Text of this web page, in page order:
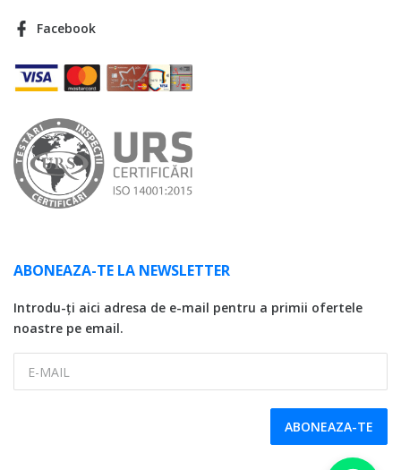
Facebook
ABONEAZA-TE LA NEWSLETTER
Introdu-ți aici adresa de e-mail pentru a primii ofertele
noastre pe email.
ABONEAZA-TE